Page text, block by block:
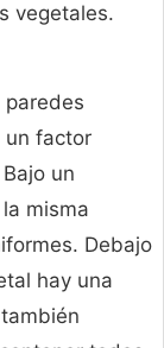
vegetales.
un factor
un
misma
Debajo
hay una